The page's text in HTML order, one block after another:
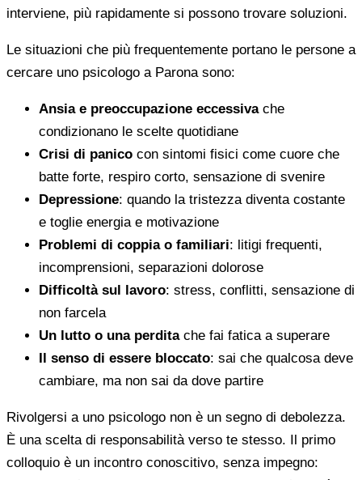
interviene, più rapidamente si possono trovare soluzioni.
Le situazioni che più frequentemente portano le persone a
cercare uno psicologo a Parona sono:
Ansia e preoccupazione eccessivache
condizionano le scelte quotidiane
Crisi di panico con sintomi fisici come cuore che
batte forte, respiro corto, sensazione di svenire
Depressione: quando la tristezza diventa costante
e toglie energia e motivazione
Problemi di coppia o familiari: litigi frequenti,
incomprensioni, separazioni dolorose
Difficoltà sul lavoro: stress, conflitti, sensazione di
non farcela
Un lutto o una perditache fai fatica a superare
Il senso di essere bloccato: sai che qualcosa deve
cambiare, ma non sai da dove partire
Rivolgersi a uno psicologo non è un segno di debolezza.
È una scelta di responsabilità verso te stesso. Il primo
colloquio è un incontro conoscitivo, senza impegno: